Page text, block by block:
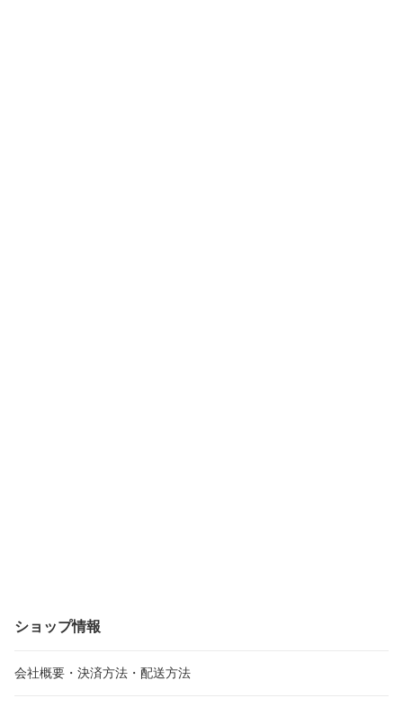
ショップ情報
会社概要・決済方法・配送方法